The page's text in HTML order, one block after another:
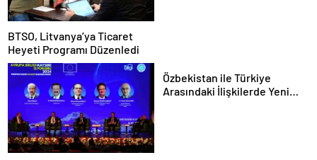
BTSO, Litvanya’ya Ticaret
Heyeti Programı Düzenledi
Özbekistan ile Türkiye
Arasındaki İlişkilerde Yeni